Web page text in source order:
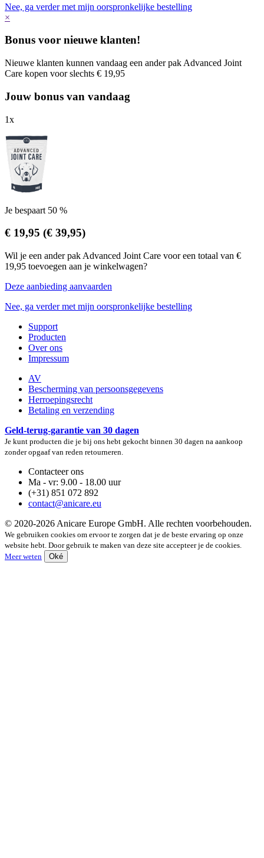
Nee, ga verder met mijn oorspronkelijke bestelling
×
Bonus voor nieuwe klanten!
Nieuwe klanten kunnen vandaag een ander pak Advanced Joint
Care kopen voor slechts € 19,95
Jouw bonus van vandaag
1x
Je bespaart 50 %
€ 19,95 (€ 39,95)
Wil je een ander pak Advanced Joint Care voor een totaal van €
19,95 toevoegen aan je winkelwagen?
Deze aanbieding aanvaarden
Nee, ga verder met mijn oorspronkelijke bestelling
Support
Producten
Over ons
Impressum
AV
Bescherming van persoonsgegevens
Herroepingsrecht
Betaling en verzending
Geld-terug-garantie van 30 dagen
Je kunt producten die je bij ons hebt gekocht binnen 30 dagen na aankoop
zonder opgaaf van reden retourneren.
Contacteer ons
Ma - vr: 9.00 - 18.00 uur
(+31) 851 072 892
contact@anicare.eu
© 2020-2026 Anicare Europe GmbH. Alle rechten voorbehouden.
We gebruiken cookies om ervoor te zorgen dat je de beste ervaring op onze
website hebt. Door gebruik te maken van deze site accepteer je de cookies.
Meer weten
Oké